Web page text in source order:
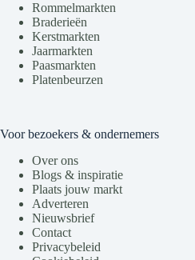
Rommelmarkten
Braderieën
Kerstmarkten
Jaarmarkten
Paasmarkten
Platenbeurzen
Voor bezoekers & ondernemers
Over ons
Blogs & inspiratie
Plaats jouw markt
Adverteren
Nieuwsbrief
Contact
Privacybeleid